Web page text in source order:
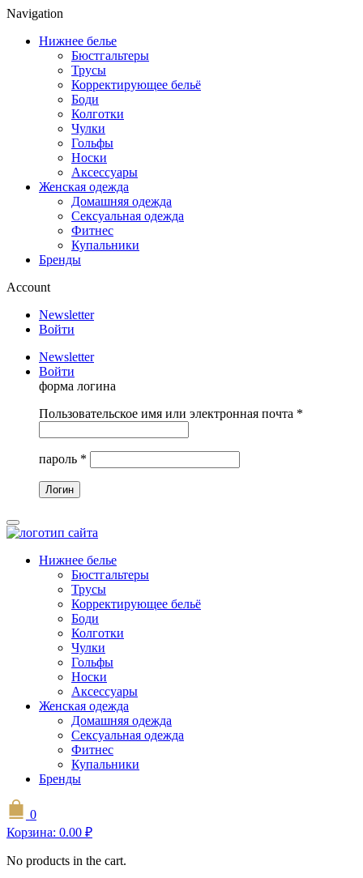
Navigation
Нижнее белье
Бюстгальтеры
Трусы
Корректирующее бельё
Боди
Колготки
Чулки
Гольфы
Носки
Аксессуары
Женская одежда
Домашняя одежда
Сексуальная одежда
Фитнес
Купальники
Бренды
Account
Newsletter
Войти
Newsletter
Войти
форма логина
Пользовательское имя или электронная почта *
пароль *
Нижнее белье
Бюстгальтеры
Трусы
Корректирующее бельё
Боди
Колготки
Чулки
Гольфы
Носки
Аксессуары
Женская одежда
Домашняя одежда
Сексуальная одежда
Фитнес
Купальники
Бренды
0
Корзина: 0.00 ₽
No products in the cart.